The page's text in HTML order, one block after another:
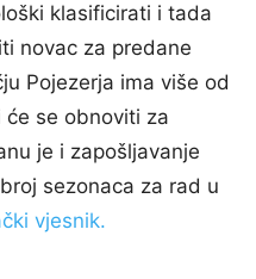
klasificirati i tada
novac za predane
Pojezerja ima više od
se obnoviti za
je i zapošljavanje
sezonaca za rad u
vjesnik.